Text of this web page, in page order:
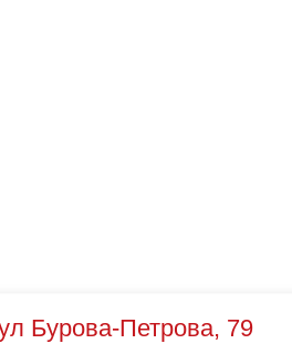
Бурова-Петрова, 79